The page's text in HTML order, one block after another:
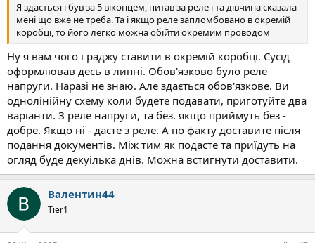
Я здається і був за 5 віконцем, питав за реле і та дівчина сказала
мені що вже не треба. Та і якщо реле запломбовано в окремій
коробці, то його легко можна обійти окремим проводом
Ну я вам чого і раджу ставити в окремій коробці. Сусід
оформлював десь в липні. Обов'язково було реле
напруги. Наразі не знаю. Але здається обов'язкове. Ви
однолінійну схему коли будете подавати, приготуйте два
варіанти. З реле напруги, та без. якщо приймуть без -
добре. Якщо ні - дасте з реле. А по факту доставите після
подання документів. Між тим як подасте та приїдуть на
огляд буде декуілька днів. Можна встигнути доставити.
Валентин44
Tier1